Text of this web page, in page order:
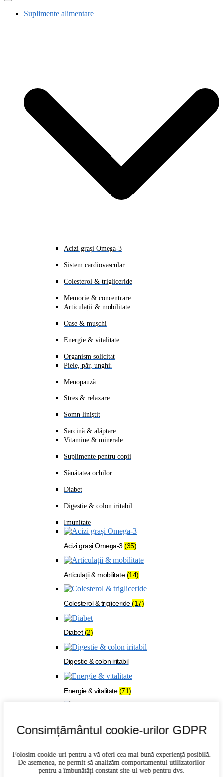
Suplimente alimentare
Acizi grași Omega-3
Sistem cardiovascular
Colesterol & trigliceride
Memorie & concentrare
Articulații & mobilitate
Oase & mușchi
Energie & vitalitate
Organism solicitat
Piele, păr, unghii
Menopauză
Stres & relaxare
Somn liniștit
Sarcină & alăptare
Vitamine & minerale
Suplimente pentru copii
Sănătatea ochilor
Diabet
Digestie & colon iritabil
Imunitate
Acizi grași Omega-3 (35)
Articulații & mobilitate(14)
Colesterol & trigliceride(17)
Diabet(2)
Digestie & colon iritabil
Energie & vitalitate(71)
Consimțământul cookie-urilor GDPR
Folosim cookie-uri pentru a vă oferi cea mai bună experiență posibilă.
De asemenea, ne permit să analizăm comportamentul utilizatorilor
pentru a îmbunătăți constant site-ul web pentru dvs.